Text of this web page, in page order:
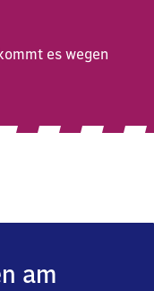
es wegen
am